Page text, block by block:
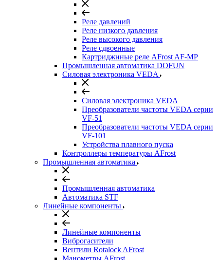
Реле давлений
Реле низкого давления
Реле высокого давления
Реле сдвоенные
Картриджнные реле AFrost AF-MP
Промышленная автоматика DOFUN
Силовая электроника VEDA
Силовая электроника VEDA
Преобразователи частоты VEDA серии
VF-51
Преобразователи частоты VEDA серии
VF-101
Устройства плавного пуска
Контроллеры температуры AFrost
Промышленная автоматика
Промышленная автоматика
Автоматика STF
Линейные компоненты
Линейные компоненты
Виброгасители
Вентили Rotalock AFrost
Манометры AFrost